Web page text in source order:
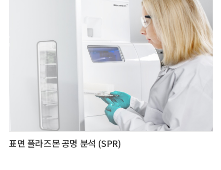
표면 플라즈몬 공명 분석 (SPR)